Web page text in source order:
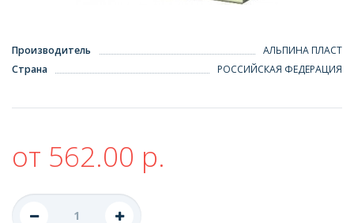
Производитель
АЛЬПИНА ПЛАСТ
Страна
РОССИЙСКАЯ ФЕДЕРАЦИЯ
от 562.00 р.